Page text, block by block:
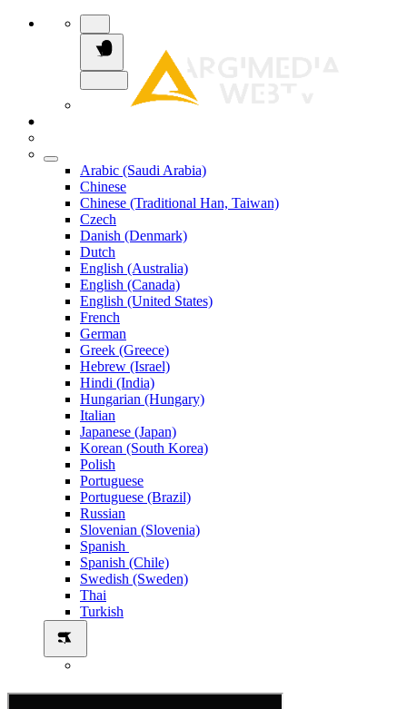
Arabic (Saudi Arabia)
Chinese
Chinese (Traditional Han, Taiwan)
Czech
Danish (Denmark)
Dutch
English (Australia)
English (Canada)
English (United States)
French
German
Greek (Greece)
Hebrew (Israel)
Hindi (India)
Hungarian (Hungary)
Italian
Japanese (Japan)
Korean (South Korea)
Polish
Portuguese
Portuguese (Brazil)
Russian
Slovenian (Slovenia)
Spanish
Spanish (Chile)
Swedish (Sweden)
Thai
Turkish